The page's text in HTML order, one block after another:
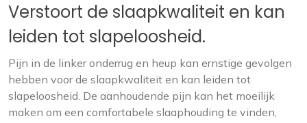
Verstoort de slaapkwaliteit en kan
leiden tot slapeloosheid.
Pijn in de linker onderrug en heup kan ernstige gevolgen
hebben voor de slaapkwaliteit en kan leiden tot
slapeloosheid. De aanhoudende pijn kan het moeilijk
maken om een comfortabele slaaphouding te vinden,